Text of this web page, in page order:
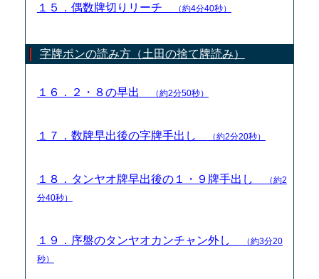
１５．偶数牌切りリーチ （約4分40秒）
字牌ポンの読み方（土田の捨て牌読み）
１６．２・８の早出 （約2分50秒）
１７．数牌早出後の字牌手出し （約2分20秒）
１８．タンヤオ牌早出後の１・９牌手出し
（約2
分40秒）
１９．序盤のタンヤオカンチャン外し
（約3分20
秒）